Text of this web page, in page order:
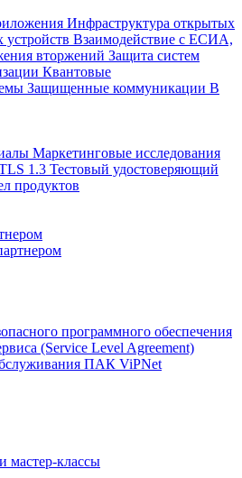
Инфраструктура открытых
Взаимодействие с ЕСИА,
вторжений Защита систем
Квантовые
Защищенные коммуникации В
Маркетинговые исследования
1.3 Тестовый удостоверяющий
продуктов
программного обеспечения
(Service Level Agreement)
ПАК ViPNet
мастер-классы